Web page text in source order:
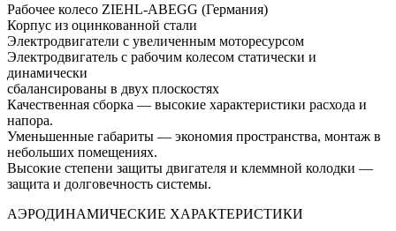
Рабочее колесо ZIEHL-ABEGG (Германия)
Корпус из оцинкованной стали
Электродвигатели с увеличенным моторесурсом
Электродвигатель с рабочим колесом статически и
динамически
сбалансированы в двух плоскостях
Качественная сборка — высокие характеристики расхода и
напора.
Уменьшенные габариты — экономия пространства, монтаж в
небольших помещениях.
Высокие степени защиты двигателя и клеммной колодки —
защита и долговечность системы.
АЭРОДИНАМИЧЕСКИЕ ХАРАКТЕРИСТИКИ